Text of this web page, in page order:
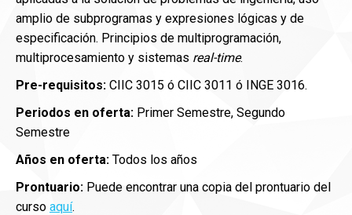
amplio de subprogramas y expresiones lógicas y de
especificación. Principios de multiprogramación,
multiprocesamiento y sistemas real-time.
Pre-requisitos: CIIC 3015 ó CIIC 3011 ó INGE 3016.
Periodos en oferta: Primer Semestre, Segundo
Semestre
Años en oferta: Todos los años
Prontuario: Puede encontrar una copia del prontuario del
curso aquí.